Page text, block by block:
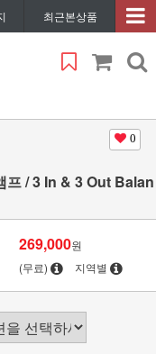
최근본상품
0
/ 3 In & 3 Out Balan
269,000원
(무료) 지역별